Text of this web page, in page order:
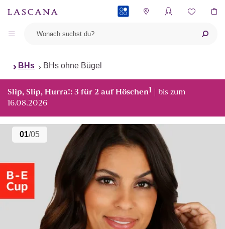
BHs BHs ohne Bügel
Slip, Slip, Hurra!: 3 für 2 auf Höschen1 | bis zum
16.08.2026
01/05